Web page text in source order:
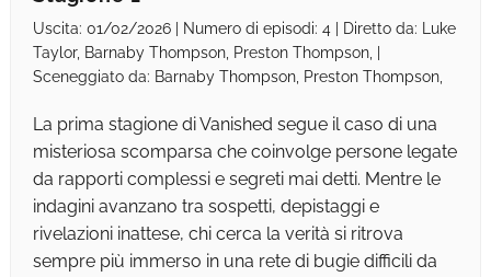
Uscita: 01/02/2026 | Numero di episodi: 4 | Diretto da: Luke
Taylor, Barnaby Thompson, Preston Thompson, |
Sceneggiato da: Barnaby Thompson, Preston Thompson,
La prima stagione di Vanished segue il caso di una
misteriosa scomparsa che coinvolge persone legate
da rapporti complessi e segreti mai detti. Mentre le
indagini avanzano tra sospetti, depistaggi e
rivelazioni inattese, chi cerca la verità si ritrova
sempre più immerso in una rete di bugie difficili da